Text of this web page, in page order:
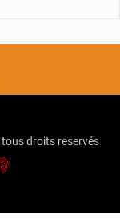
tous droits reservés